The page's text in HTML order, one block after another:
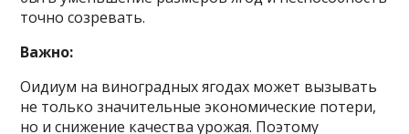
точно созревать.
Важно:
Оидиум на виноградных ягодах может вызывать
не только значительные экономические потери,
но и снижение качества урожая. Поэтому